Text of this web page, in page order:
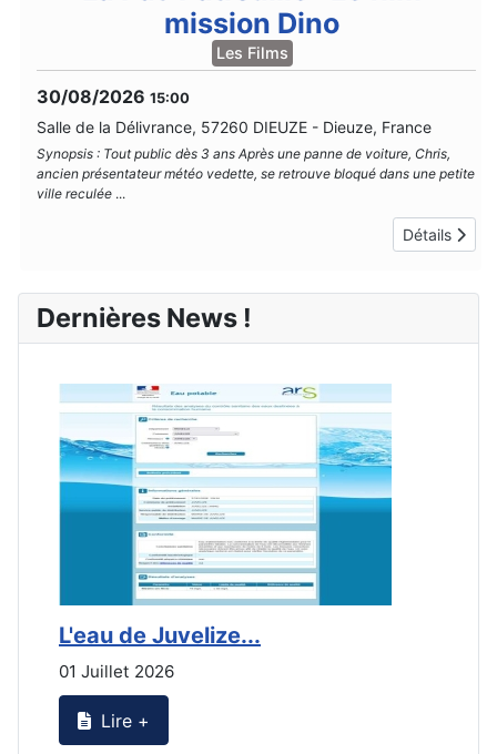
mission Dino
Les Films
30/08/2026 15:00
Salle de la Délivrance, 57260 DIEUZE - Dieuze, France
Synopsis : Tout public dès 3 ans Après une panne de voiture, Chris,
ancien présentateur météo vedette, se retrouve bloqué dans une petite
ville reculée ...
Détails
Dernières News !
L'eau de Juvelize...
01 Juillet 2026
Lire +